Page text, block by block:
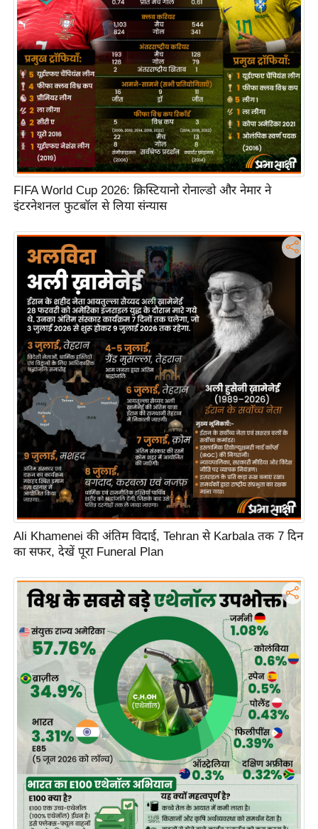
FIFA World Cup 2026: क्रिस्टियानो रोनाल्डो और नेमार ने
इंटरनेशनल फुटबॉल से लिया संन्यास
Ali Khamenei की अंतिम विदाई, Tehran से Karbala तक 7 दिन
का सफर, देखें पूरा Funeral Plan